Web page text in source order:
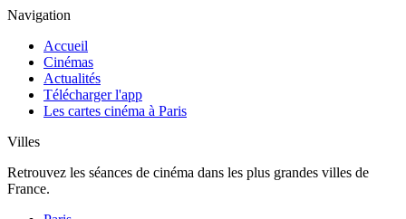
Navigation
Accueil
Cinémas
Actualités
Télécharger l'app
Les cartes cinéma à Paris
Villes
Retrouvez les séances de cinéma dans les plus grandes villes de
France.